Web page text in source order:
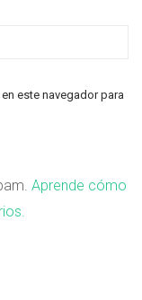
este navegador para
Aprende cómo